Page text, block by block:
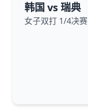
韩国 vs 瑞典
女子双打 1/4决赛